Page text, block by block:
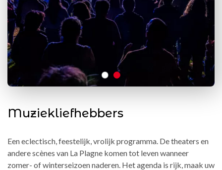
Muziekliefhebbers
Een eclectisch, feestelijk, vrolijk programma. De theaters en
andere scènes van La Plagne komen tot leven wanneer
zomer- of winterseizoen naderen. Het agenda is rijk, maak uw